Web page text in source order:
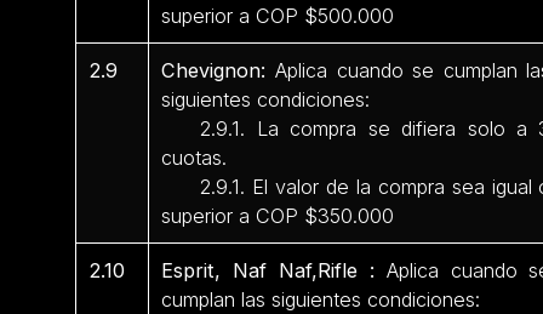
superior a COP $500.000
2.9 Chevignon: Aplica cuando se cumplan
siguientes condiciones:
2.9.1. La compra se difiera solo a
cuotas.
2.9.1. El valor de la compra sea igual
superior a COP $350.000
2.10 Esprit, Naf Naf,Rifle : Aplica cuando
cumplan las siguientes condiciones: